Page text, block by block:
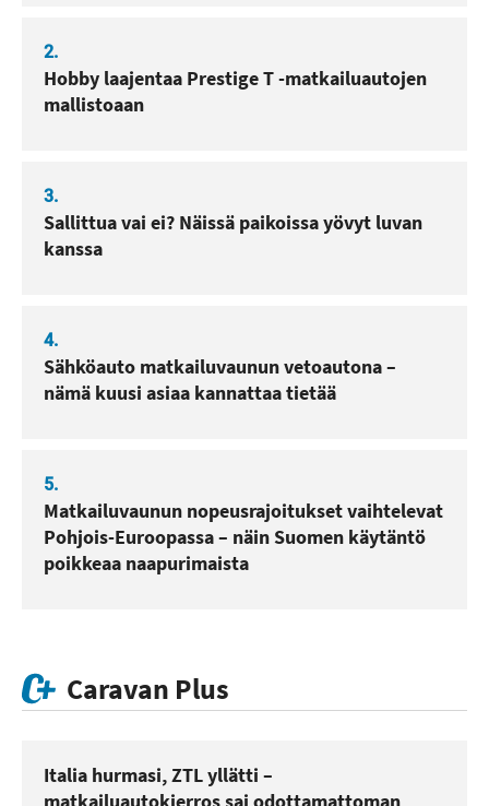
2.
Hobby laajentaa Prestige T -matkailuautojen
mallistoaan
3.
Sallittua vai ei? Näissä paikoissa yövyt luvan
kanssa
4.
Sähköauto matkailuvaunun vetoautona –
nämä kuusi asiaa kannattaa tietää
5.
Matkailuvaunun nopeusrajoitukset vaihtelevat
Pohjois-Euroopassa – näin Suomen käytäntö
poikkeaa naapurimaista
Caravan Plus
Italia hurmasi, ZTL yllätti –